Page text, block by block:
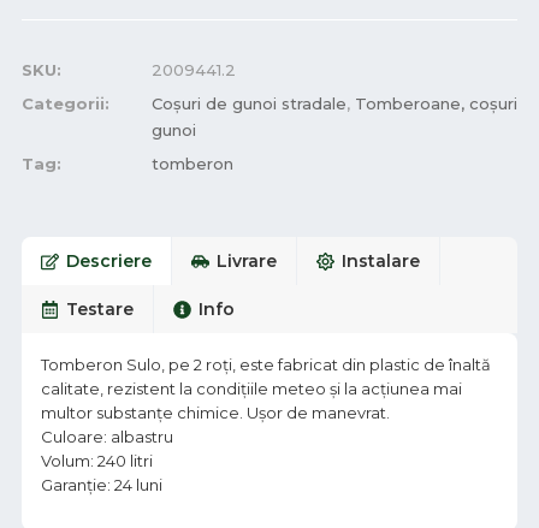
SKU:
2009441.2
Categorii:
Coşuri de gunoi stradale, Tomberoane, coșuri
gunoi
Tag:
tomberon
Descriere Livrare Instalare
Testare Info
Tomberon Sulo, pe 2 roți, este fabricat din plastic de înaltă
calitate, rezistent la condițiile meteo și la acțiunea mai
multor substanțe chimice. Ușor de manevrat.
Culoare: albastru
Volum: 240 litri
Garanție: 24 luni